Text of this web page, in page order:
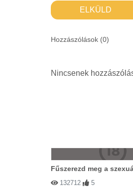
ELKÜLD
Hozzászólások (0)
Nincsenek
Fűszerezd meg a
132712 5